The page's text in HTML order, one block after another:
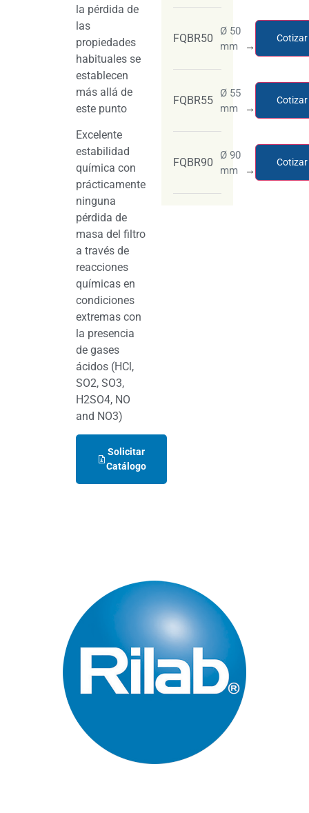
la pérdida de
las
propiedades
habituales se
establecen
más allá de
este punto
Excelente
estabilidad
química con
prácticamente
ninguna
pérdida de
masa del filtro
a través de
reacciones
químicas en
condiciones
extremas con
la presencia
de gases
ácidos (HCl,
SO2, SO3,
H2SO4, NO
and NO3)
Solicitar
Catálogo
FQBR50
Ø 50
mm
→
FQBR55
Ø 55
mm
→
FQBR90
Ø 90
mm
→